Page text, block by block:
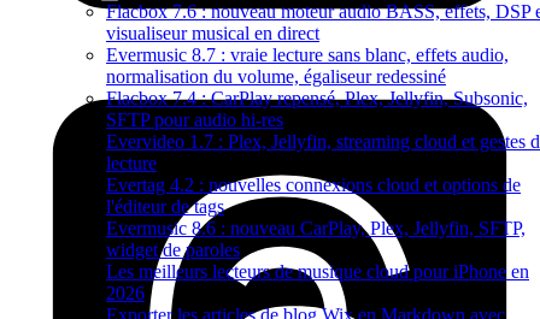
Flacbox 7.6 : nouveau moteur audio BASS, effets, DSP
visualiseur musical en direct
Evermusic 8.7 : vraie lecture sans blanc, effets audio,
normalisation du volume, égaliseur redessiné
Flacbox 7.4 : CarPlay repensé, Plex, Jellyfin, Subsonic,
SFTP pour audio hi-res
Evervideo 1.7 : Plex, Jellyfin, streaming cloud et gestes
lecture
Evertag 4.2 : nouvelles connexions cloud et options de
l'éditeur de tags
Evermusic 8.6 : nouveau CarPlay, Plex, Jellyfin, SFTP,
widget de paroles
Les meilleurs lecteurs de musique cloud pour iPhone en
2026
Exporter les articles de blog Wix en Markdown avec